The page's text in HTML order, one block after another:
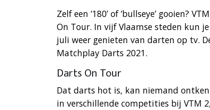
Zelf een ‘180’ of ‘bullseye’ gooien?
On Tour. In vijf Vlaamse steden kun
juli weer genieten van darten op tv.
Matchplay Darts 2021.
Darts On Tour
Dat darts hot is, kan niemand
in verschillende competities bij VTM